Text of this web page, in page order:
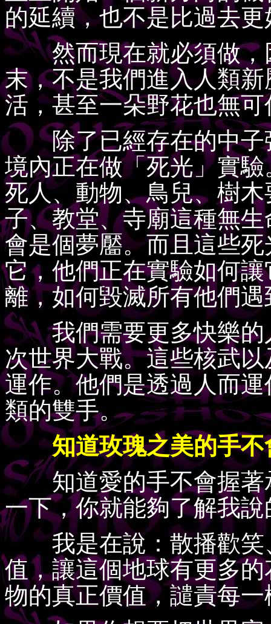
的延續，也不是比過去
然而現在就必須做，
末，不是我們進入人類
活，甚至一朵野花也無
除了已經存在的中子
境內正在做「死光」實
死人、動物、鳥兒、樹
子、教堂、寺廟這種無
會是個夢靨。而且這些
它，他們正在實驗如何
離，如何毀滅所有他們
我們需要更多快樂的
次世界大戰。這些核武
運作。他們是透過人而
類的雙手。
知道玫瑰之美的手
知道愛的手不會握著
一下，你就能夠了解我說
我是在說：散播歡笑
值，讓這個地球有更多
物的真正價值，譴責每